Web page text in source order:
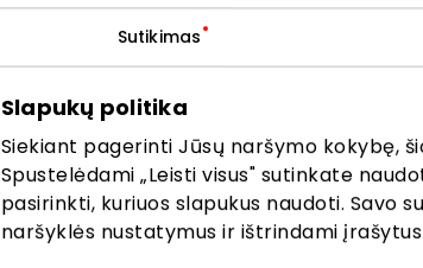
Sutikimas
Slapukų politika
Siekiant pagerinti Jūsų naršymo kokybę,
Spustelėdami „Leisti visus" sutinkate
pasirinkti, kuriuos slapukus naudoti.
naršyklės nustatymus ir ištrindami
Prisijunkite
Pirmieji sužinokite apie